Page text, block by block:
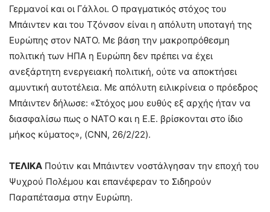
Γερμανοί και οι Γάλλοι. Ο πραγματικός στόχος του
Μπάιντεν και του Τζόνσον είναι η απόλυτη υποταγή της
Ευρώπης στον ΝΑΤΟ. Με βάση την μακροπρόθεσμη
πολιτική των ΗΠΑ η Ευρώπη δεν πρέπει να έχει
ανεξάρτητη ενεργειακή πολιτική, ούτε να αποκτήσει
αμυντική αυτοτέλεια. Με απόλυτη ειλικρίνεια ο πρόεδρος
Μπάιντεν δήλωσε: «Στόχος μου ευθύς εξ αρχής ήταν να
διασφαλίσω πως ο ΝΑΤΟ και η Ε.Ε. βρίσκονται στο ίδιο
μήκος κύματος», (CNN, 26/2/22).
ΤΕΛΙΚΑ Πούτιν και Μπάιντεν νοστάλγησαν την εποχή του
Ψυχρού Πολέμου και επανέφεραν το Σιδηρούν
Παραπέτασμα στην Ευρώπη.